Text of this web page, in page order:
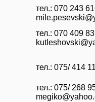
тел.: 070 243
тел.: 070 409
тел.: 075/ 414
тел.: 075/ 268